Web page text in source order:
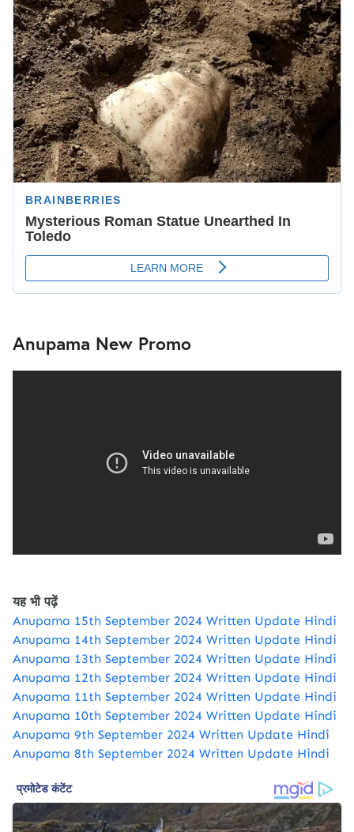
Anupama New Promo
यह भी पढ़ें
Anupama 15th September 2024 Written Update Hindi
Anupama 14th September 2024 Written Update Hindi
Anupama 13th September 2024 Written Update Hindi
Anupama 12th September 2024 Written Update Hindi
Anupama 11th September 2024 Written Update Hindi
Anupama 10th September 2024 Written Update Hindi
Anupama 9th September 2024 Written Update Hindi
Anupama 8th September 2024 Written Update Hindi